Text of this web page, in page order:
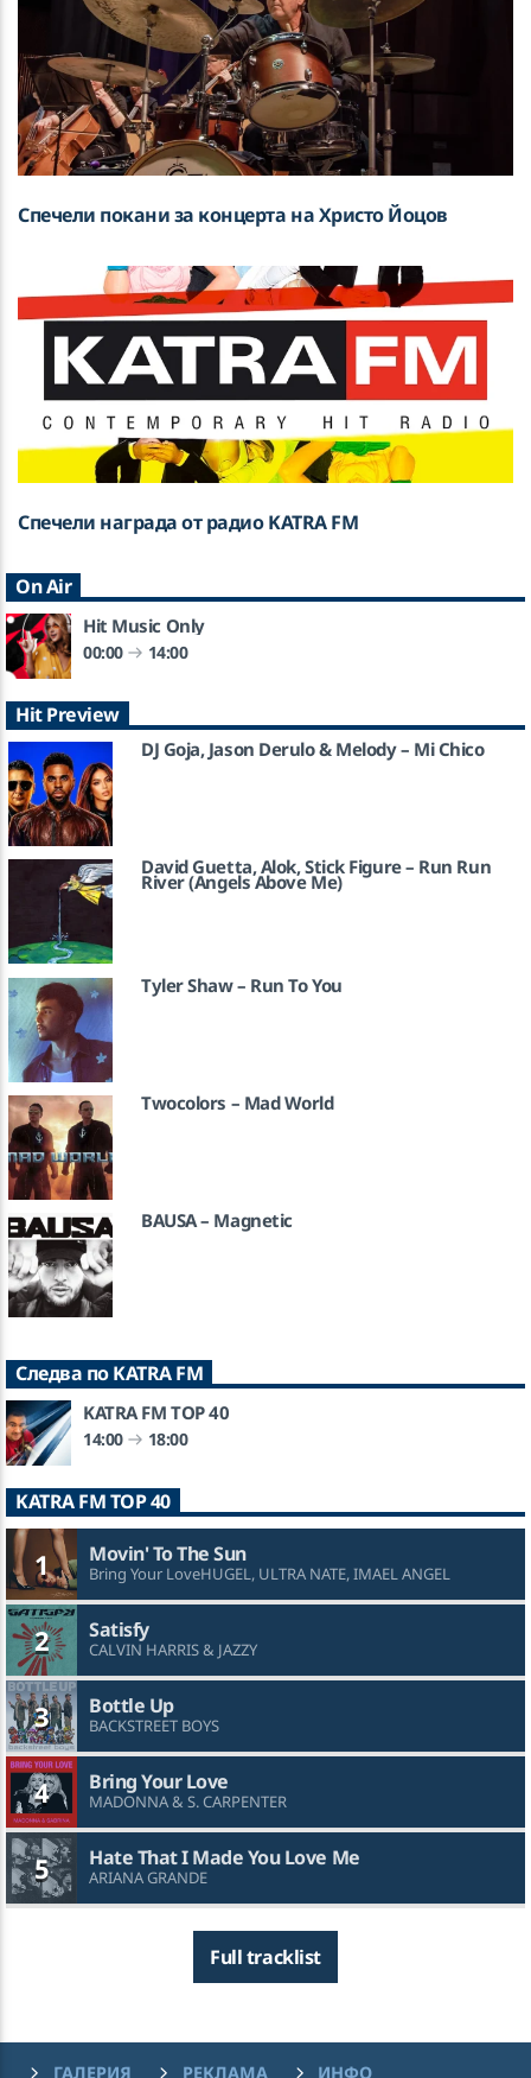
On Air
Hit Music Only
00:00 14:00
Hit Preview
DJ Goja, Jason Derulo & Melody – Mi Chico
David Guetta, Alok, Stick Figure – Run Run
River (Angels Above Me)
Tyler Shaw – Run To You
Twocolors – Mad World
BAUSA – Magnetic
Спечели покани за концерта на Христо Йоцов
Спечели награда от радио KATRA FM
Следва по KATRA FM
KATRA FM TOP 40
14:00 18:00
KATRA FM TOP 40
1 Movin' To The Sun
Bring Your LoveHUGEL, ULTRA NATE, IMAEL ANGEL
2 Satisfy
CALVIN HARRIS & JAZZY
3 Bottle Up
BACKSTREET BOYS
4 Bring Your Love
MADONNA & S. CARPENTER
5 Hate That I Made You Love Me
ARIANA GRANDE
Full tracklist
ГАЛЕРИЯ РЕКЛАМА ИНФО